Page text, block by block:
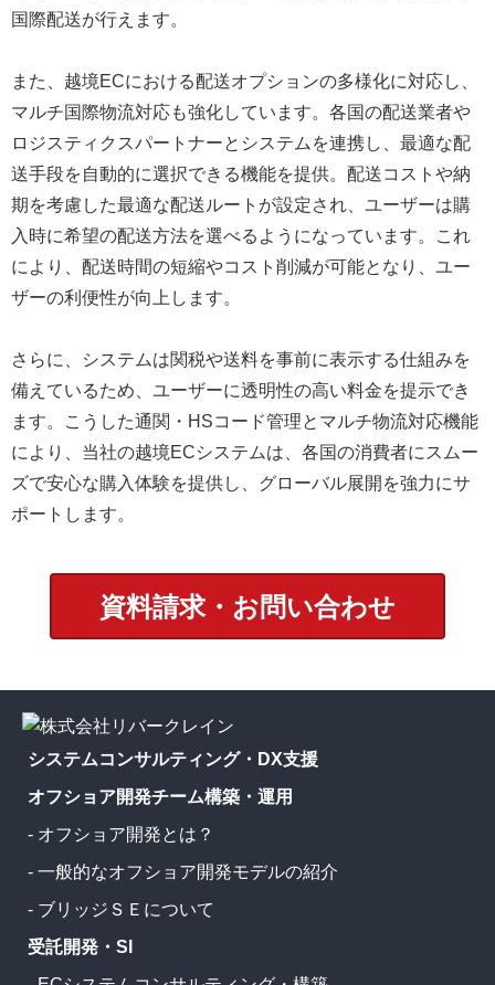
国際配送が行えます。
また、越境ECにおける配送オプションの多様化に対応し、
マルチ国際物流対応も強化しています。各国の配送業者や
ロジスティクスパートナーとシステムを連携し、最適な配
送手段を自動的に選択できる機能を提供。配送コストや納
期を考慮した最適な配送ルートが設定され、ユーザーは購
入時に希望の配送方法を選べるようになっています。これ
により、配送時間の短縮やコスト削減が可能となり、ユー
ザーの利便性が向上します。
さらに、システムは関税や送料を事前に表示する仕組みを
備えているため、ユーザーに透明性の高い料金を提示でき
ます。こうした通関・HSコード管理とマルチ物流対応機能
により、当社の越境ECシステムは、各国の消費者にスムー
ズで安心な購入体験を提供し、グローバル展開を強力にサ
ポートします。
資料請求・お問い合わせ
システムコンサルティング・DX支援
オフショア開発チーム構築・運用
- オフショア開発とは？
- 一般的なオフショア開発モデルの紹介
- ブリッジＳＥについて
受託開発・SI